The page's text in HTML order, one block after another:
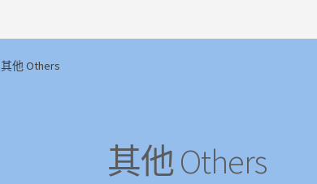
其他 Others
其他 Others